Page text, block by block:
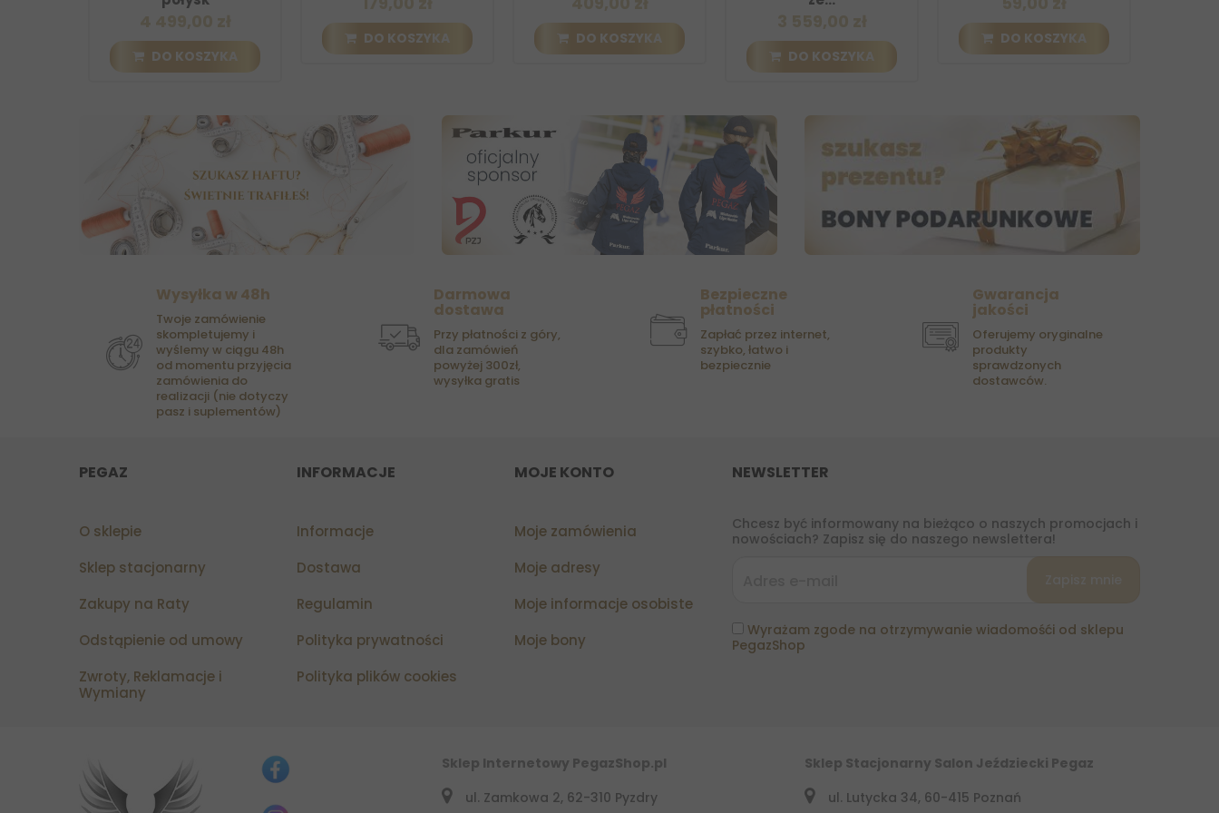
DO KOSZYKA
DO KOSZYKA DO KOSZYKA
DO KOSZYKA
DO KOSZYKA
Wysyłka w 48h
Twoje zamówienie
skompletujemy i
wyślemy w ciągu 48h
od momentu przyjęcia
zamówienia do
realizacji (nie dotyczy
pasz i suplementów)
Darmowa
dostawa
Przy płatności z góry,
dla zamówień
powyżej 300zł,
wysyłka gratis
Bezpieczne
płatności
Zapłać przez internet,
szybko, łatwo i
bezpiecznie
Gwarancja
jakości
Oferujemy oryginalne
produkty
sprawdzonych
dostawców.
PEGAZ
O sklepie
Sklep stacjonarny
Zakupy na Raty
Odstąpienie od umowy
Zwroty, Reklamacje i
Wymiany
INFORMACJE
Informacje
Dostawa
Regulamin
Polityka prywatności
Polityka plików cookies
MOJE KONTO
Moje zamówienia
Moje adresy
Moje informacje osobiste
Moje bony
NEWSLETTER
Chcesz być informowany na bieżąco o naszych promocjach i
nowościach? Zapisz się do naszego newslettera!
Wyrażam zgode na otrzymywanie wiadomośći od sklepu
PegazShop
Sklep Internetowy PegazShop.pl
ul. Zamkowa 2, 62-310 Pyzdry
Sklep Stacjonarny Salon Jeździecki Pegaz
ul. Lutycka 34, 60-415 Poznań